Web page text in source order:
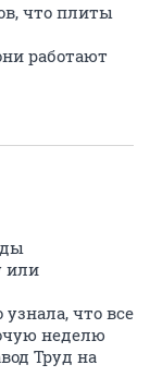
что плиты
работают
или
что все
неделю
Труд на